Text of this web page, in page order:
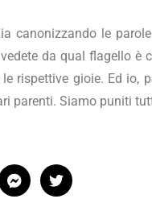
canonizzando le
da qual flagello è
rispettive gioie. Ed io,
parenti. Siamo puniti